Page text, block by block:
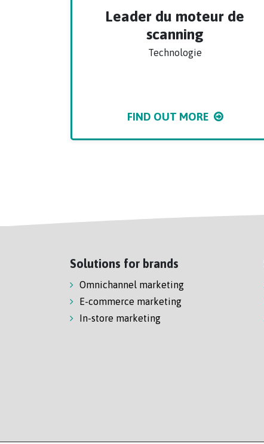
Leader du moteur de
scanning
Technologie
FIND OUT MORE
Solutions for brands
Omnichannel marketing
E-commerce marketing
In-store marketing